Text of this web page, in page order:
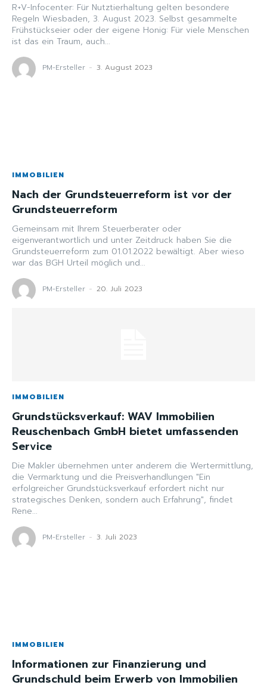
R+V-Infocenter: Für Nutztierhaltung gelten besondere
Regeln Wiesbaden, 3. August 2023. Selbst gesammelte
Frühstückseier oder der eigene Honig: Für viele Menschen
ist das ein Traum, auch...
PM-Ersteller - 3. August 2023
IMMOBILIEN
Nach der Grundsteuerreform ist vor der
Grundsteuerreform
Gemeinsam mit Ihrem Steuerberater oder
eigenverantwortlich und unter Zeitdruck haben Sie die
Grundsteuerreform zum 01.01.2022 bewältigt. Aber wieso
war das BGH Urteil möglich und...
PM-Ersteller - 20. Juli 2023
IMMOBILIEN
Grundstücksverkauf: WAV Immobilien
Reuschenbach GmbH bietet umfassenden
Service
Die Makler übernehmen unter anderem die Wertermittlung,
die Vermarktung und die Preisverhandlungen "Ein
erfolgreicher Grundstücksverkauf erfordert nicht nur
strategisches Denken, sondern auch Erfahrung", findet
Rene...
PM-Ersteller - 3. Juli 2023
IMMOBILIEN
Informationen zur Finanzierung und
Grundschuld beim Erwerb von Immobilien